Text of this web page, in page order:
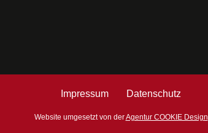
Impressum Datenschutz
Website umgesetzt von derAgentur COOKIE Design